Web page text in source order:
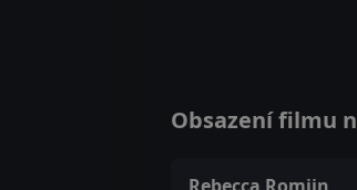
Obsazení filmu